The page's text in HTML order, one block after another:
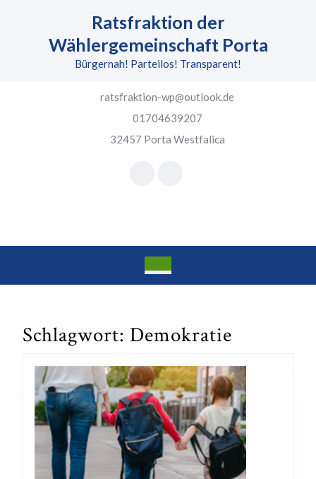
Ratsfraktion der
Wählergemeinschaft Porta
Bürgernah! Parteilos! Transparent!
ratsfraktion-wp@outlook.de
01704639207
32457 Porta Westfalica
Schlagwort: Demokratie